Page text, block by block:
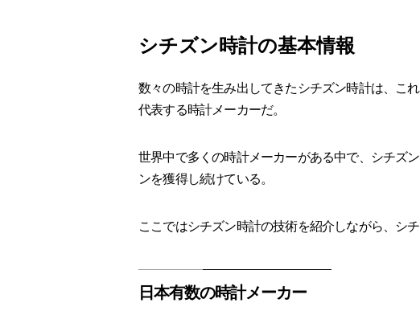
シチズン時計の基本情報
数々の時計を生み出してきたシチズン時計は、こ
代表する時計メーカーだ。
世界中で多くの時計メーカーがある中で、シチズ
ンを獲得し続けている。
ここではシチズン時計の技術を紹介しながら、シ
日本有数の時計メーカー